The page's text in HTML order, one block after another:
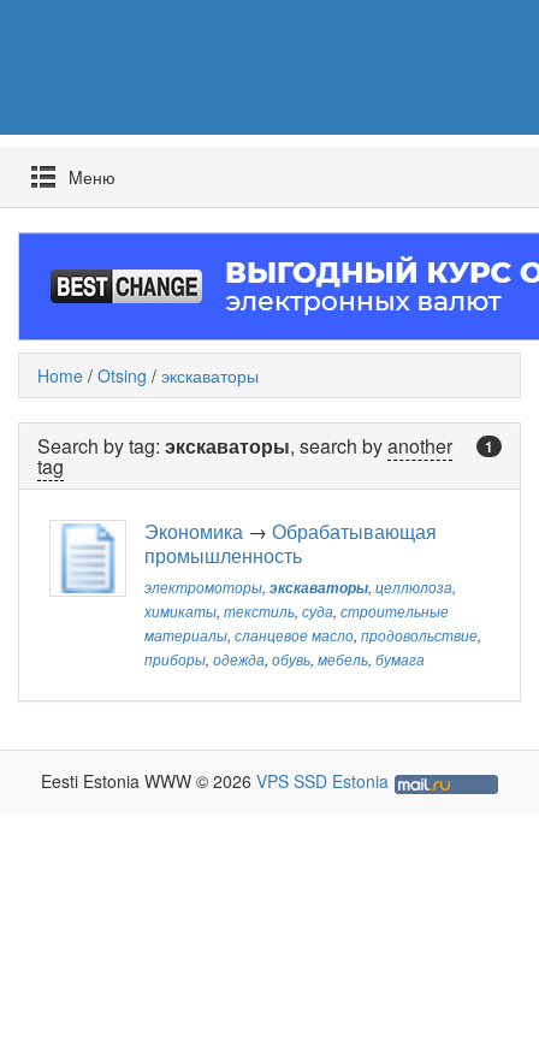
Mеню
Home / Otsing / экскаваторы
1
Search by tag: экскаваторы, search byanother
tag
Экономика → Обрабатывающая
промышленность
электромоторы, экскаваторы, целлюлоза,
химикаты, текстиль, суда, строительные
материалы, сланцевое масло, продовольствие,
приборы, одежда, обувь, мебель, бумага
Eesti Estonia WWW © 2026 VPS SSD Estonia